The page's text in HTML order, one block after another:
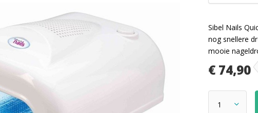
Sibel Nails
nog snellere
mooie
€ 74,90